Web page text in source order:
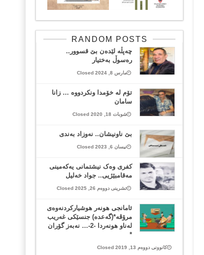
RANDOM POSTS
چەپڵە لێدەن بێ قسوور..
رەسوڵ بەختیار
مارس 8, 2024 Closed
تۆم لە خۆمدا ونکردووە … زانا
سامان
شوبات 18, 2020 Closed
بێ ناونیشان.. نەوزاد بەندی
نیسان 6, 2023 Closed
کفری وەک نیشتمانی یەکەمینی
مەقامبێژیی.. جواد خەلیل
تشرینی دووەم 26, 2025 Closed
ئامانجی هونەر هوشیاركردنەوەی
مرۆڤە*(گەعدە) جنسێكی غەریب
لەناو هونەردا -2-… نەبەز گۆران
*
کانوونی دووەم 13, 2019 Closed